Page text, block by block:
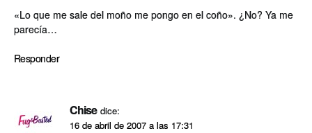
«Lo que me sale del moño me pongo en el coño». ¿No? Ya me
parecí­a…
Responder
Chise dice:
16 de abril de 2007 a las 17:31